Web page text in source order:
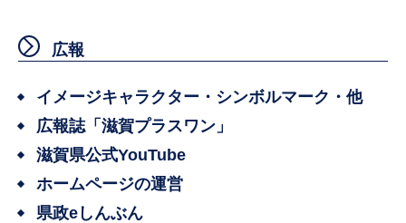
広報
イメージキャラクター・シンボルマーク・他
広報誌「滋賀プラスワン」
滋賀県公式YouTube
ホームページの運営
県政eしんぶん